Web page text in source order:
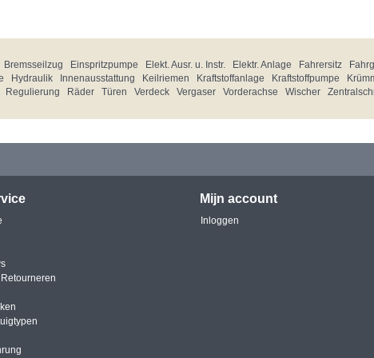
Bremsseilzug Einspritzpumpe Elekt. Ausr. u. Instr. Elektr. Anlage Fahrersitz
Hydraulik Innenausstattung Keilriemen Kraftstoffanlage Kraftstoffpumpe
Regulierung Räder Türen Verdeck Vergaser Vorderachse Wischer
Mijn account
Inloggen